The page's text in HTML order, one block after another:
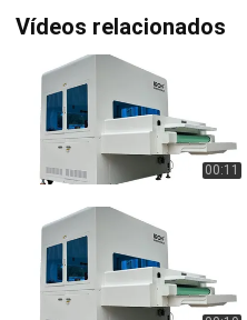
Vídeos relacionados
00:11